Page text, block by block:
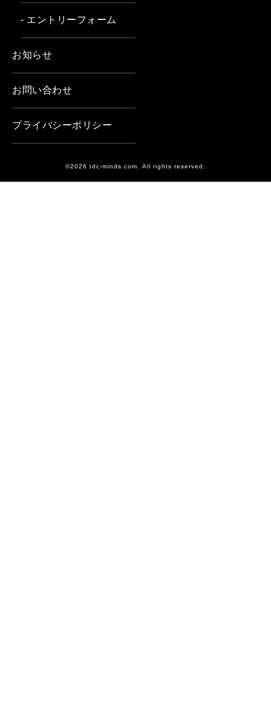
- エントリーフォーム
お知らせ
お問い合わせ
プライバシーポリシー
©2026 tdc-minds.com. All rights reserved.